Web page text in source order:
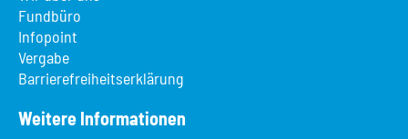
Fundbüro
Infopoint
Vergabe
Barrierefreiheitserklärung
Weitere Informationen